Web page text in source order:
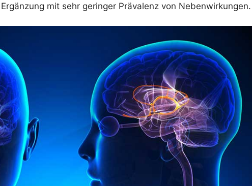
mit sehr geringer Prävalenz von Nebenwirkungen.